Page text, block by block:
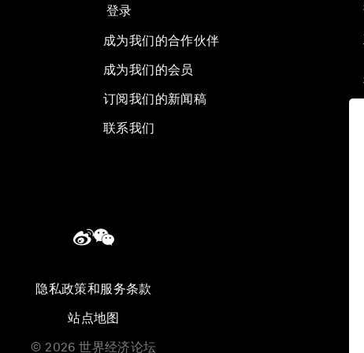
登录
成为我们的合作伙伴
成为我们的会员
订阅我们的新闻稿
联系我们
隐私政策和服务条款
站点地图
© 2026 世界经济论坛